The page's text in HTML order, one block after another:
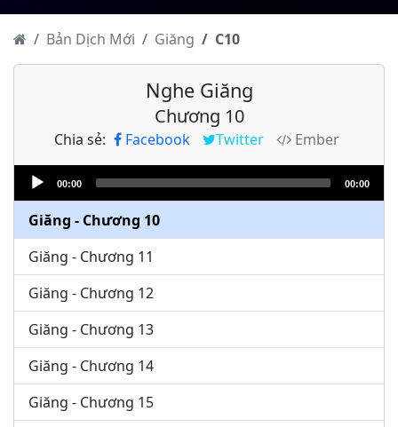
Bản Dịch Mới Giăng C10
Nghe Giăng
Chương 10
Chia sẻ: Facebook Twitter
Ember
Audio
Player
00:00 00:00
Giăng - Chương 5
Giăng - Chương 8
Giăng - Chương 9
Giăng - Chương 10
Giăng - Chương 11
Giăng - Chương 12
Giăng - Chương 13
Giăng - Chương 14
Giăng - Chương 15